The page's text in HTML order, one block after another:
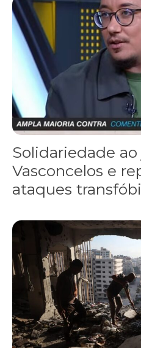
Solidariedade
Vasconcelos e
ataques
“Funeral para toda Gaza” —